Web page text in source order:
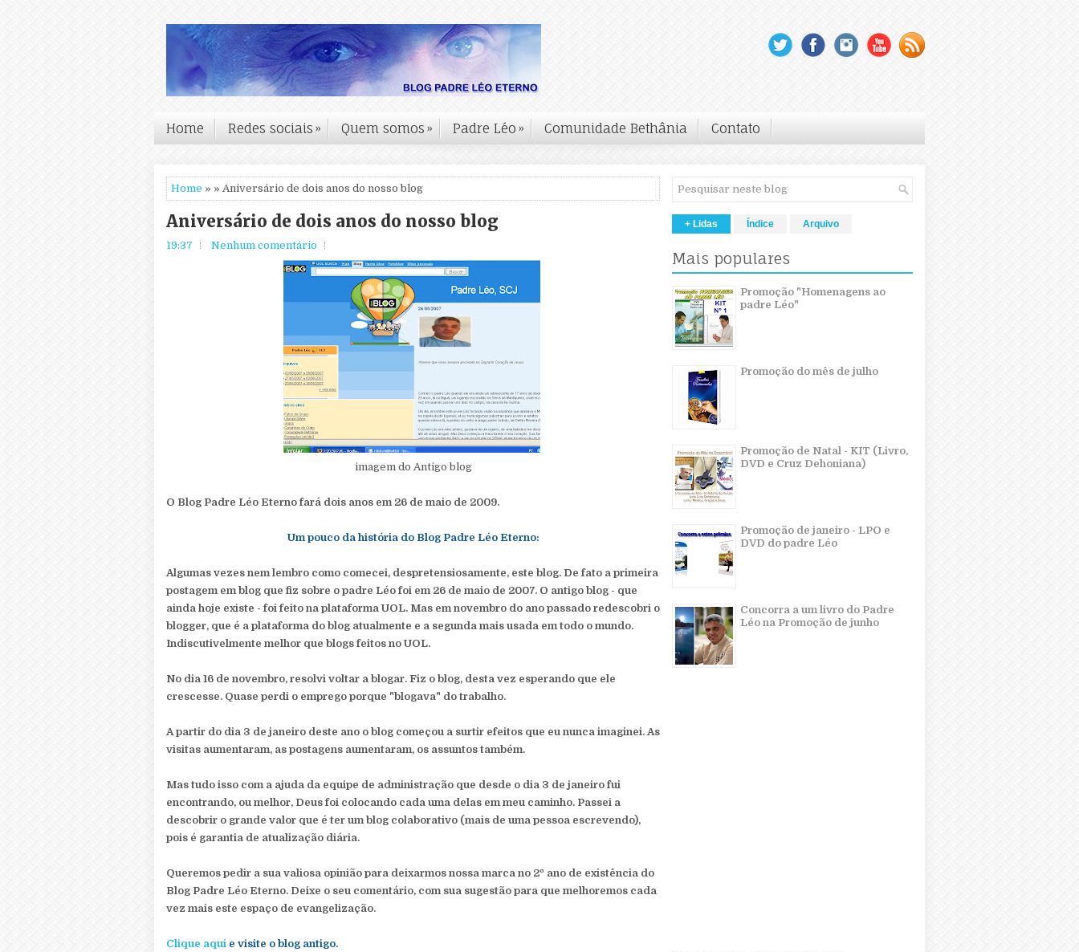
Home Redes sociais » Quem somos » Padre Léo » Comunidade Bethânia Contato
Home » » Aniversário de dois anos do nosso blog
Aniversário de dois anos do nosso blog
19:37 Nenhum comentário
imagem do Antigo blog
O Blog Padre Léo Eterno fará dois anos em 26 de maio de 2009.
Um pouco da história do Blog Padre Léo Eterno:
Algumas vezes nem lembro como comecei, despretensiosamente, este blog. De fato a primeira
postagem em blog que fiz sobre o padre Léo foi em 26 de maio de 2007. O antigo blog - que
ainda hoje existe - foi feito na plataforma UOL. Mas em novembro do ano passado redescobri o
blogger, que é a plataforma do blog atualmente e a segunda mais usada em todo o mundo.
Indiscutivelmente melhor que blogs feitos no UOL.
No dia 16 de novembro, resolvi voltar a blogar. Fiz o blog, desta vez esperando que ele
crescesse. Quase perdi o emprego porque "blogava" do trabalho.
A partir do dia 3 de janeiro deste ano o blog começou a surtir efeitos que eu nunca imaginei. As
visitas aumentaram, as postagens aumentaram, os assuntos também.
Mas tudo isso com a ajuda da equipe de administração que desde o dia 3 de janeiro fui
encontrando, ou melhor, Deus foi colocando cada uma delas em meu caminho. Passei a
descobrir o grande valor que é ter um blog colaborativo (mais de uma pessoa escrevendo),
pois é garantia de atualização diária.
Queremos pedir a sua valiosa opinião para deixarmos nossa marca no 2º ano de existência do
Blog Padre Léo Eterno. Deixe o seu comentário, com sua sugestão para que melhoremos cada
vez mais este espaço de evangelização.
Clique aqui e visite o blog antigo.
+ Lidas Índice Arquivo
Mais populares
Promoção "Homenagens ao
padre Léo"
Promoção do mês de julho
Promoção de Natal - KIT (Livro,
DVD e Cruz Dehoniana)
Promoção de janeiro - LPO e
DVD do padre Léo
Concorra a um livro do Padre
Léo na Promoção de junho